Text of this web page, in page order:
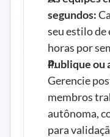
segundos:
seu estilo de
horas por
Publique ou
Gerencie
membros
autônoma,
para